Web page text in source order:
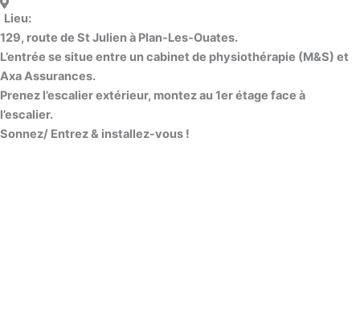
Lieu:
129, route de St Julien à Plan-Les-Ouates.
L’entrée se situe entre un cabinet de physiothérapie (M&S) et
Axa Assurances.
Prenez l’escalier extérieur, montez au 1er étage face à
l’escalier.
Sonnez/ Entrez & installez-vous !